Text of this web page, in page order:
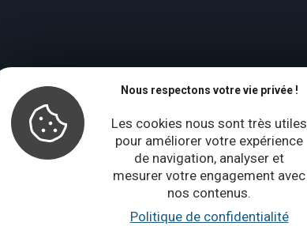
Nous respectons votre vie privée !
Les cookies nous sont très utiles
pour améliorer votre expérience
de navigation, analyser et
mesurer votre engagement avec
nos contenus.
Politique de confidentialité